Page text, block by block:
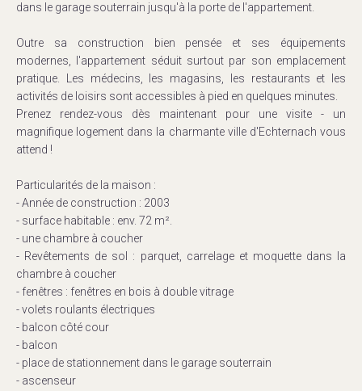
dans le garage souterrain jusqu'à la porte de l'appartement.
Outre sa construction bien pensée et ses équipements
modernes, l'appartement séduit surtout par son emplacement
pratique. Les médecins, les magasins, les restaurants et les
activités de loisirs sont accessibles à pied en quelques minutes.
Prenez rendez-vous dès maintenant pour une visite - un
magnifique logement dans la charmante ville d'Echternach vous
attend !
Particularités de la maison :
- Année de construction : 2003
- surface habitable : env. 72 m².
- une chambre à coucher
- Revêtements de sol : parquet, carrelage et moquette dans la
chambre à coucher
- fenêtres : fenêtres en bois à double vitrage
- volets roulants électriques
- balcon côté cour
- balcon
- place de stationnement dans le garage souterrain
- ascenseur